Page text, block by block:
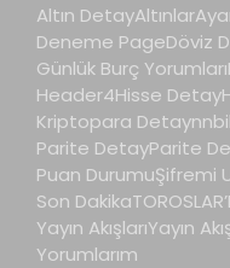
Altın DetayAltınlar
Deneme PageDöviz
Günlük Burç Yorumları
Header4Hisse Detay
Kriptopara Detaynnbil
Parite DetayParite
Puan DurumuŞifremi
Son Dakika
Yayın AkışlarıYayın
Yorumlarım